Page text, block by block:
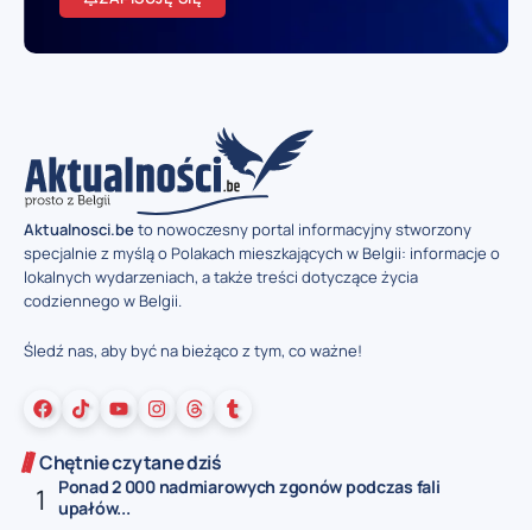
Aktualnosci.beto nowoczesny portal informacyjny stworzony
specjalnie z myślą o Polakach mieszkających w Belgii: informacje o
lokalnych wydarzeniach, a także treści dotyczące życia
codziennego w Belgii.
Śledź nas, aby być na bieżąco z tym, co ważne!
Chętnie czytane dziś
Ponad 2 000 nadmiarowych zgonów podczas fali
upałów...